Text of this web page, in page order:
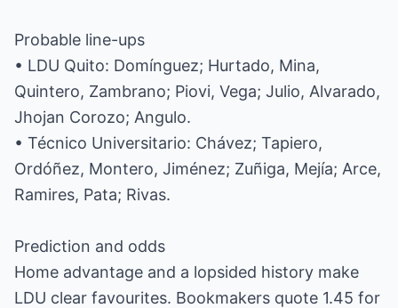
Probable line-ups
• LDU Quito: Domínguez; Hurtado, Mina,
Quintero, Zambrano; Piovi, Vega; Julio, Alvarado,
Jhojan Corozo; Angulo.
• Técnico Universitario: Chávez; Tapiero,
Ordóñez, Montero, Jiménez; Zuñiga, Mejía; Arce,
Ramires, Pata; Rivas.
Prediction and odds
Home advantage and a lopsided history make
LDU clear favourites. Bookmakers quote 1.45 for